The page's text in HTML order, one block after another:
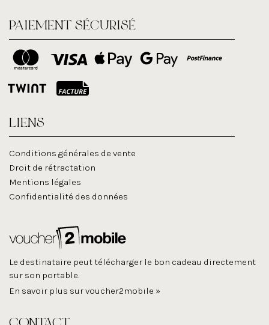
PAIEMENT SÉCURISÉ
LIENS
Conditions générales de vente
Droit de rétractation
Mentions légales
Confidentialité des données
Le destinataire peut télécharger le bon cadeau directement
sur son portable.
En savoir plus sur voucher2mobile »